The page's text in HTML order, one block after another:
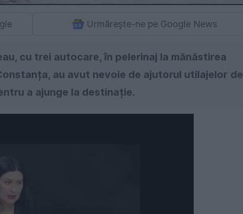
Urmărește-ne pe Google News
cu trei autocare, în pelerinaj la mănăstirea
au avut nevoie de ajutorul utilajelor de
a ajunge la destinație.